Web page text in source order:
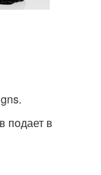
подает в